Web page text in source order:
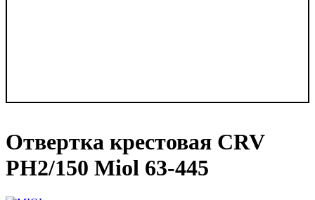
Отвертка крестовая CRV
PH2/150 Miol 63-445